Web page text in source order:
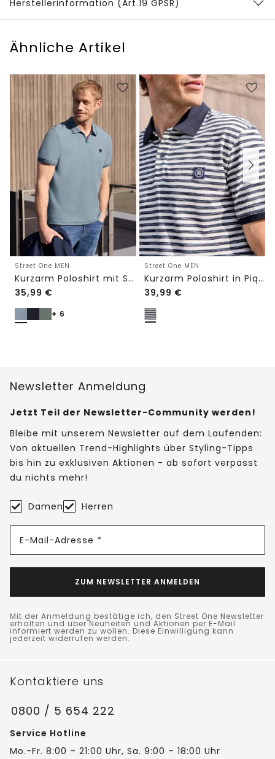
Herstellerinformation (Art.19 GPSR)
Ähnliche Artikel
Street One MEN
Kurzarm Poloshirt mit Struktur
35,99 €
+ 6
Street One MEN
Kurzarm Poloshirt in Piquéstruktur
39,99 €
Newsletter Anmeldung
Jetzt Teil der Newsletter-Community werden!
Bleibe mit unserem Newsletter auf dem Laufenden:
Von aktuellen Trend-Highlights über Styling-Tipps
bis hin zu exklusiven Aktionen - ab sofort verpasst
du nichts mehr!
Damen Herren
E-Mail-Adresse *
ZUM NEWSLETTER ANMELDEN
Mit der Anmeldung bestätige ich, den Street One Newsletter
erhalten und über Neuheiten und Aktionen per E-Mail
informiert werden zu wollen. Diese Einwilligung kann
jederzeit widerrufen werden.
Kontaktiere uns
0800 / 5 654 222
Service Hotline
Mo.-Fr. 8:00 – 21:00 Uhr, Sa. 9:00 – 18:00 Uhr